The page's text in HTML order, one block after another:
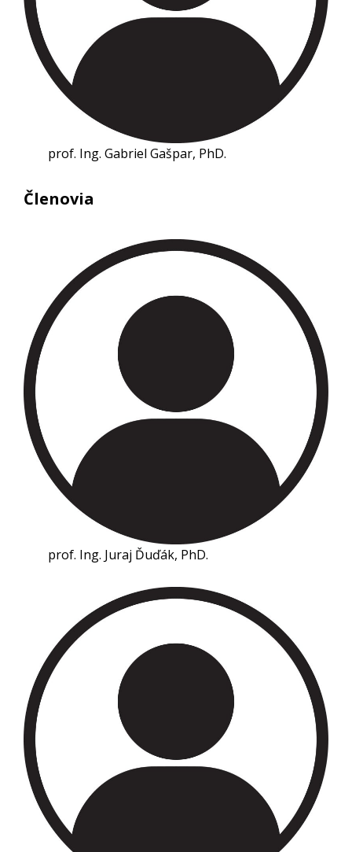
prof. Ing. Gabriel Gašpar, PhD.
Členovia
prof. Ing. Juraj Ďuďák, PhD.